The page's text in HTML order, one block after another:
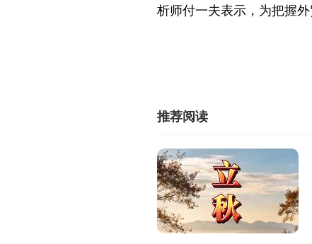
析师付一夫表示，为把握
推荐阅读